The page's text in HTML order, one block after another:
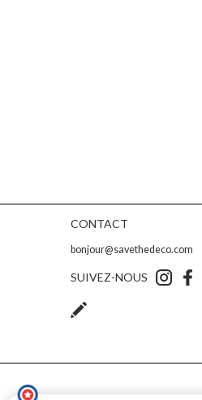
CONTACT
bonjour@savethedeco.com
SUIVEZ-NOUS